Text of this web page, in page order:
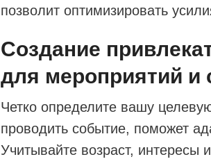
позволит оптимизировать
Создание
для мероприятий и
Четко определите вашу
проводить событие, поможет
Учитывайте возраст, интересы